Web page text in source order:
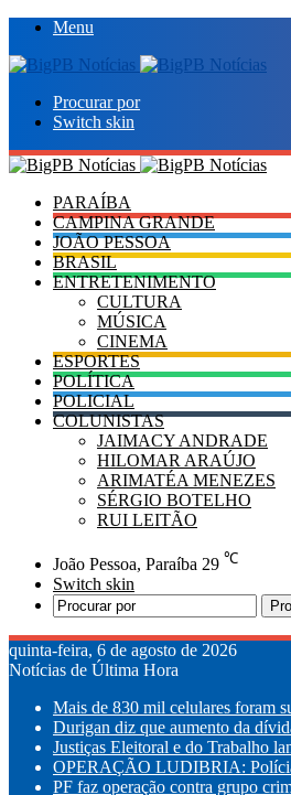
Menu
Procurar por
Switch skin
PARAÍBA
CAMPINA GRANDE
JOÃO PESSOA
BRASIL
ENTRETENIMENTO
CULTURA
MÚSICA
CINEMA
ESPORTES
POLÍTICA
POLICIAL
COLUNISTAS
JAIMACY ANDRADE
HILOMAR ARAÚJO
ARIMATÉA MENEZES
SÉRGIO BOTELHO
RUI LEITÃO
João Pessoa, Paraíba 29 ℃
Switch skin
quinta-feira, 6 de agosto de 2026
Notícias de Última Hora
Mais de 830 mil celulares foram
Durigan diz que aumento da
Justiças Eleitoral e do Trabalho
OPERAÇÃO LUDIBRIA: Polícia
PF faz operação contra grupo